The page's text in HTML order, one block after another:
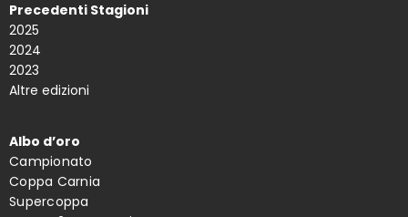
Precedenti Stagioni
2025
2024
2023
Altre edizioni
Albo d’oro
Campionato
Coppa Carnia
Supercoppa